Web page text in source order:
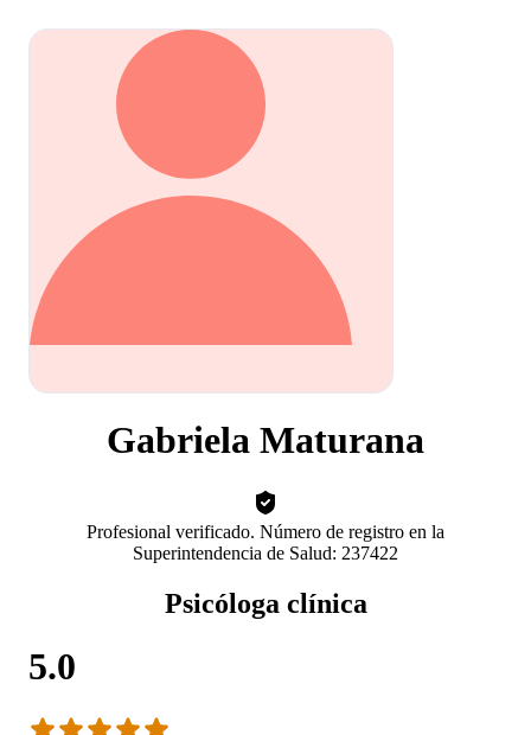
Gabriela Maturana
Profesional verificado. Número de registro en la
Superintendencia de Salud: 237422
Psicóloga clínica
5.0